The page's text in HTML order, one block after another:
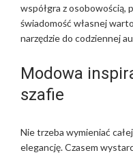
współgra z osobowością,
świadomość własnej
narzędzie do codziennej
Modowa
szafie
Nie trzeba wymieniać
elegancję. Czasem